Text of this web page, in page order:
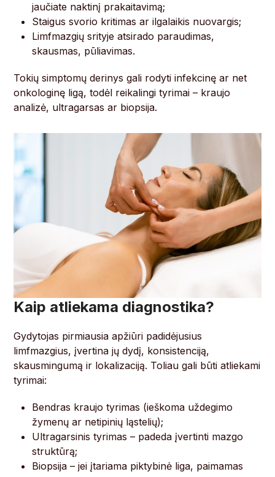
jaučiate naktinį prakaitavimą;
Staigus svorio kritimas ar ilgalaikis nuovargis;
Limfmazgių srityje atsirado paraudimas,
skausmas, pūliavimas.
Tokių simptomų derinys gali rodyti infekcinę ar net
onkologinę ligą, todėl reikalingi tyrimai – kraujo
analizė, ultragarsas ar biopsija.
Kaip atliekama diagnostika?
Gydytojas pirmiausia apžiūri padidėjusius
limfmazgius, įvertina jų dydį, konsistenciją,
skausmingumą ir lokalizaciją. Toliau gali būti atliekami
tyrimai:
Bendras kraujo tyrimas (ieškoma uždegimo
žymenų ar netipinių ląstelių);
Ultragarsinis tyrimas – padeda įvertinti mazgo
struktūrą;
Biopsija – jei įtariama piktybinė liga, paimamas